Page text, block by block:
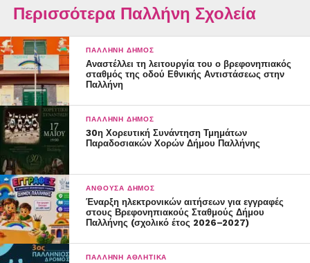
Περισσότερα Παλλήνη Σχολεία
ΠΑΛΛΉΝΗ ΔΉΜΟΣ
Αναστέλλει τη λειτουργία του ο βρεφονηπιακός
σταθμός της οδού Εθνικής Αντιστάσεως στην
Παλλήνη
ΠΑΛΛΉΝΗ ΔΉΜΟΣ
30η Χορευτική Συνάντηση Τμημάτων
Παραδοσιακών Χορών Δήμου Παλλήνης
ΑΝΘΟΎΣΑ ΔΉΜΟΣ
Έναρξη ηλεκτρονικών αιτήσεων για εγγραφές
στους Βρεφονηπιακούς Σταθμούς Δήμου
Παλλήνης (σχολικό έτος 2026–2027)
ΠΑΛΛΉΝΗ ΑΘΛΗΤΙΚΆ